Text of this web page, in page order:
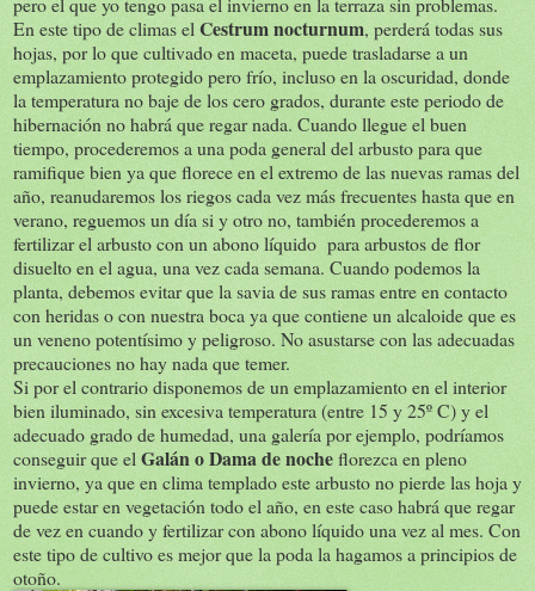
En este tipo de climas el Cestrum nocturnum, perderá todas sus
hojas, por lo que cultivado en maceta, puede trasladarse a un
emplazamiento protegido pero frío, incluso en la oscuridad, donde
la temperatura no baje de los cero grados, durante este periodo de
hibernación no habrá que regar nada. Cuando llegue el buen
tiempo, procederemos a una poda general del arbusto para que
ramifique bien ya que florece en el extremo de las nuevas ramas del
año, reanudaremos los riegos cada vez más frecuentes hasta que en
verano, reguemos un día si y otro no, también procederemos a
fertilizar el arbusto con un abono líquido para arbustos de flor
disuelto en el agua, una vez cada semana. Cuando podemos la
planta, debemos evitar que la savia de sus ramas entre en contacto
con heridas o con nuestra boca ya que contiene un alcaloide que es
un veneno potentísimo y peligroso. No asustarse con las adecuadas
precauciones no hay nada que temer.
Si por el contrario disponemos de un emplazamiento en el interior
bien iluminado, sin excesiva temperatura (entre 15 y 25º C) y el
adecuado grado de humedad, una galería por ejemplo, podríamos
conseguir que el Galán o Dama de nocheflorezca en pleno
invierno, ya que en clima templado este arbusto no pierde las hoja y
puede estar en vegetación todo el año, en este caso habrá que regar
de vez en cuando y fertilizar con abono líquido una vez al mes. Con
este tipo de cultivo es mejor que la poda la hagamos a principios de
otoño.